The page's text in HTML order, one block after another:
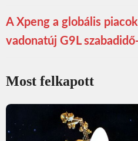
A Xpeng a globális
vadonatúj G9L
Most felkapott